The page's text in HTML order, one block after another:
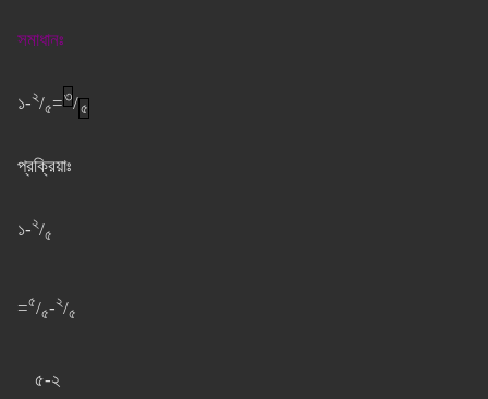
সমাধানঃ
১-২/৫=৩/৫
প্রক্রিয়াঃ
১-২/৫
=৫/৫-২/৫
৫-২